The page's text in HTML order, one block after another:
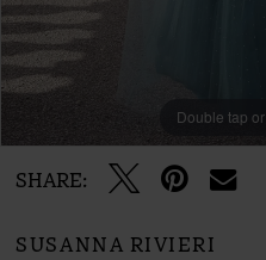
Double tap
SHARE:
SUSANNA RIVIERI